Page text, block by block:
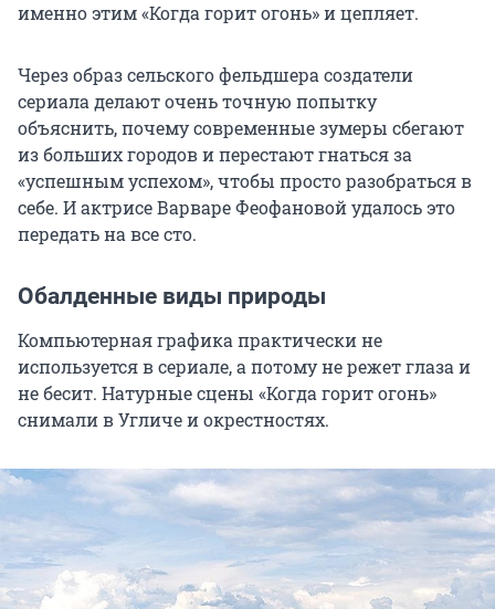
именно этим «Когда горит огонь» и цепляет.
Через образ сельского фельдшера создатели
сериала делают очень точную попытку
объяснить, почему современные зумеры сбегают
из больших городов и перестают гнаться за
«успешным успехом», чтобы просто разобраться в
себе. И актрисе Варваре Феофановой удалось это
передать на все сто.
Обалденные виды природы
Компьютерная графика практически не
используется в сериале, а потому не режет глаза и
не бесит. Натурные сцены «Когда горит огонь»
снимали в Угличе и окрестностях.